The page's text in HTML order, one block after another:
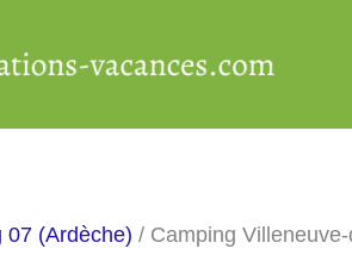
07 (Ardèche) / Camping